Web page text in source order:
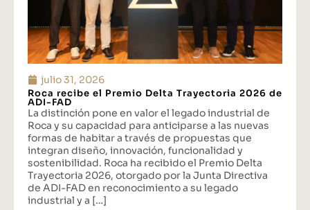
julio 31, 2026
Roca recibe el Premio Delta Trayectoria 2026 de
ADI-FAD
La distinción pone en valor el legado industrial de
Roca y su capacidad para anticiparse a las nuevas
formas de habitar a través de propuestas que
integran diseño, innovación, funcionalidad y
sostenibilidad. Roca ha recibido el Premio Delta
Trayectoria 2026, otorgado por la Junta Directiva
de ADI-FAD en reconocimiento a su legado
industrial y a […]